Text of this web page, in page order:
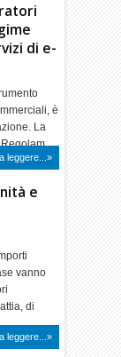
di e-
è
La
Regolam…
leggere...»
e
vanno
di
leggere...»